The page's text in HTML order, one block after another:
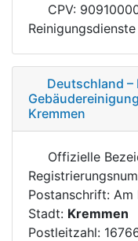
CPV:
Reinigungsdienste
Deutschland –
Kremmen
Offizielle
Postanschrift: Am
Stadt: Kremmen
Postleitzahl: